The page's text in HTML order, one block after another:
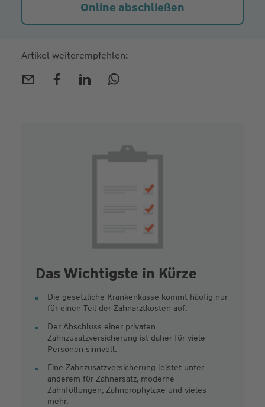
Online abschließen
Artikel weiterempfehlen:
Das Wichtigste in Kürze
Die gesetzliche Krankenkasse kommt häufig nur
für einen Teil der Zahnarztkosten auf.
Der Abschluss einer privaten
Zahnzusatzversicherung ist daher für viele
Personen sinnvoll.
Eine Zahnzusatzversicherung leistet unter
anderem für Zahnersatz, moderne
Zahnfüllungen, Zahnprophylaxe und vieles
mehr.